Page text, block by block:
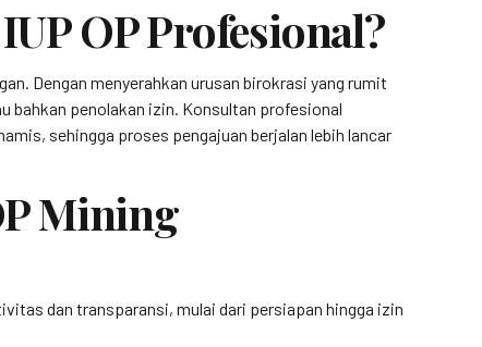
OP Profesional?
Dengan menyerahkan urusan birokrasi yang rumit
bahkan penolakan izin. Konsultan profesional
sehingga proses pengajuan berjalan lebih lancar
Mining
dan transparansi, mulai dari persiapan hingga izin